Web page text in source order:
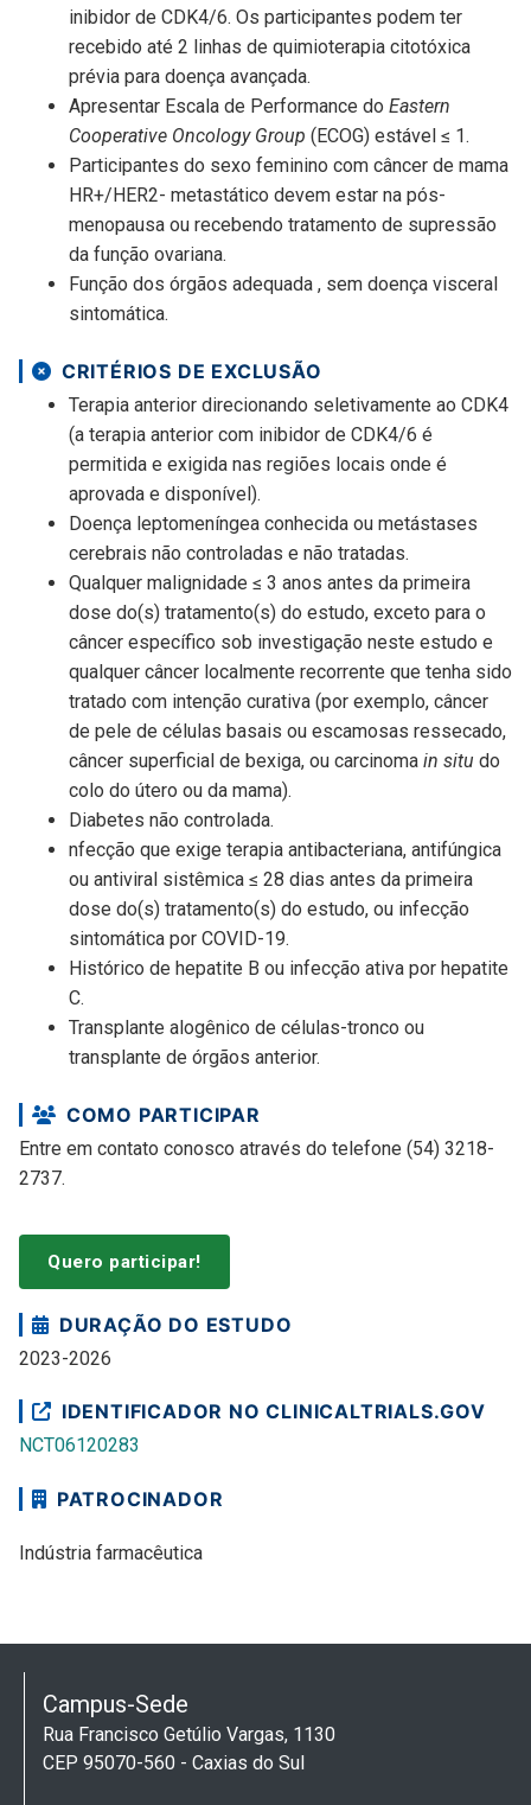
inibidor de CDK4/6. Os participantes podem ter
recebido até 2 linhas de quimioterapia citotóxica
prévia para doença avançada.
Apresentar Escala de Performance do Eastern
Cooperative Oncology Group (ECOG) estável ≤ 1.
Participantes do sexo feminino com câncer de mama
HR+/HER2- metastático devem estar na pós-
menopausa ou recebendo tratamento de supressão
da função ovariana.
Função dos órgãos adequada , sem doença visceral
sintomática.
CRITÉRIOS DE EXCLUSÃO
Terapia anterior direcionando seletivamente ao CDK4
(a terapia anterior com inibidor de CDK4/6 é
permitida e exigida nas regiões locais onde é
aprovada e disponível).
Doença leptomeníngea conhecida ou metástases
cerebrais não controladas e não tratadas.
Qualquer malignidade ≤ 3 anos antes da primeira
dose do(s) tratamento(s) do estudo, exceto para o
câncer específico sob investigação neste estudo e
qualquer câncer localmente recorrente que tenha sido
tratado com intenção curativa (por exemplo, câncer
de pele de células basais ou escamosas ressecado,
câncer superficial de bexiga, ou carcinoma in situ do
colo do útero ou da mama).
Diabetes não controlada.
nfecção que exige terapia antibacteriana, antifúngica
ou antiviral sistêmica ≤ 28 dias antes da primeira
dose do(s) tratamento(s) do estudo, ou infecção
sintomática por COVID-19.
Histórico de hepatite B ou infecção ativa por hepatite
C.
Transplante alogênico de células-tronco ou
transplante de órgãos anterior.
COMO PARTICIPAR
Entre em contato conosco através do telefone (54) 3218-
2737.
Quero participar!
DURAÇÃO DO ESTUDO
2023-2026
IDENTIFICADOR NO CLINICALTRIALS.GOV
NCT06120283
PATROCINADOR
Indústria farmacêutica
Campus-Sede
Rua Francisco Getúlio Vargas, 1130
CEP 95070-560 - Caxias do Sul